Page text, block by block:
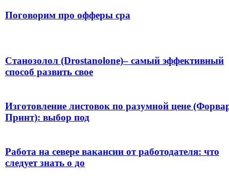
Поговорим про офферы cpa
Станозолол (Drostanolone)– самый эффективный
способ развить свое
Изготовление листовок по разумной цене
Принт): выбор под
Работа на севере вакансии от работодателя: что
следует знать о до